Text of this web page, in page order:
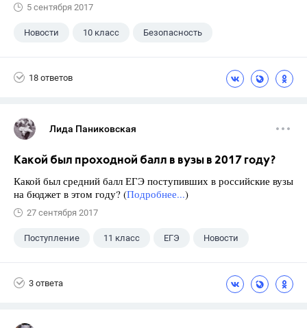
5 сентября 2017
Новости 10 класс Безопасность
18 ответов
Лида Паниковская
Какой был проходной балл в вузы в 2017 году?
Какой был средний балл ЕГЭ поступивших в российские вузы
на бюджет в этом году? (Подробнее...)
27 сентября 2017
Поступление 11 класс ЕГЭ Новости
3 ответа